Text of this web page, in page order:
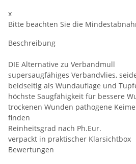
x
Bitte beachten Sie die
Beschreibung
DIE Alternative zu Verbandmull
supersaugfähiges Verbandvlies,
beidseitig als Wundauflage und
höchste Saugfähigkeit für bessere
trockenen Wunden pathogene
finden
Reinheitsgrad nach Ph.Eur.
verpackt in praktischer Klarsichtbox
Bewertungen